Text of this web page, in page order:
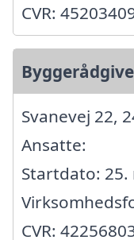
CVR:
Svanevej 22,
Ansatte:
Startdato: 25.
CVR: